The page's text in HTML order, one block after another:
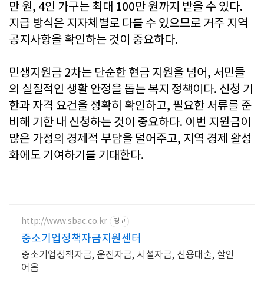
만 원, 4인 가구는 최대 100만 원까지 받을 수 있다.
지급 방식은 지자체별로 다를 수 있으므로 거주 지역
공지사항을 확인하는 것이 중요하다.
민생지원금 2차는 단순한 현금 지원을 넘어, 서민들
의 실질적인 생활 안정을 돕는 복지 정책이다. 신청 기
한과 자격 요건을 정확히 확인하고, 필요한 서류를 준
비해 기한 내 신청하는 것이 중요하다. 이번 지원금이
많은 가정의 경제적 부담을 덜어주고, 지역 경제 활성
화에도 기여하기를 기대한다.
http://www.sbac.co.kr 광고
중소기업정책자금지원센터
중소기업정책자금, 운전자금, 시설자금, 신용대출, 할인
어음